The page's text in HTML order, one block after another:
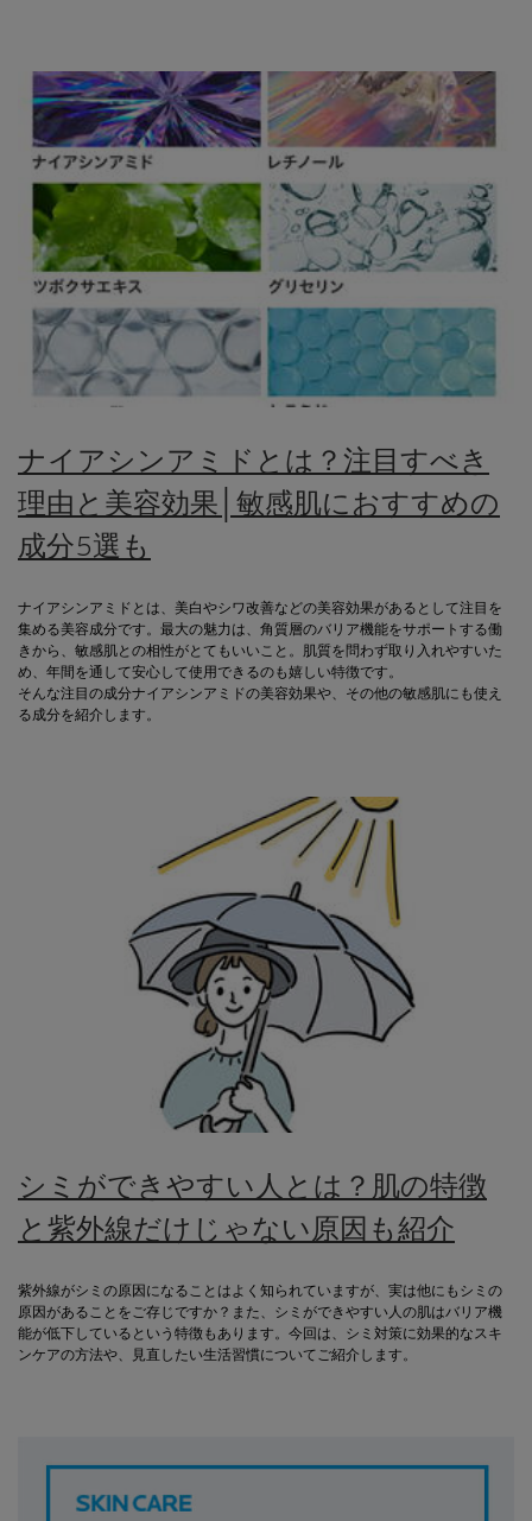
ナイアシンアミドとは？注目すべき
理由と美容効果│敏感肌におすすめの
成分5選も
ナイアシンアミドとは、美白やシワ改善などの美容効果があるとして注目を
集める美容成分です。最大の魅力は、角質層のバリア機能をサポートする働
きから、敏感肌との相性がとてもいいこと。肌質を問わず取り入れやすいた
め、年間を通して安心して使用できるのも嬉しい特徴です。
そんな注目の成分ナイアシンアミドの美容効果や、その他の敏感肌にも使え
る成分を紹介します。
シミができやすい人とは？肌の特徴
と紫外線だけじゃない原因も紹介
紫外線がシミの原因になることはよく知られていますが、実は他にもシミの
原因があることをご存じですか？また、シミができやすい人の肌はバリア機
能が低下しているという特徴もあります。今回は、シミ対策に効果的なスキ
ンケアの方法や、見直したい生活習慣についてご紹介します。